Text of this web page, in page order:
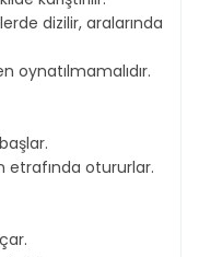
dizilir, aralarında
oynatılmamalıdır.
etrafında otururlar.